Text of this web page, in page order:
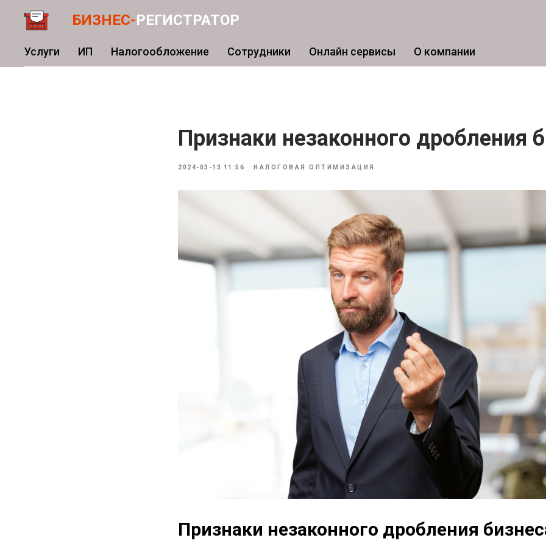
БИЗНЕС-РЕГИСТРАТОР
Услуги ИП Налогообложение Сотрудники Онлайн сервисы О компании
Признаки незаконного дробления
2024-03-13 11:56 НАЛОГОВАЯ ОПТИМИЗАЦИЯ
Признаки незаконного дробления